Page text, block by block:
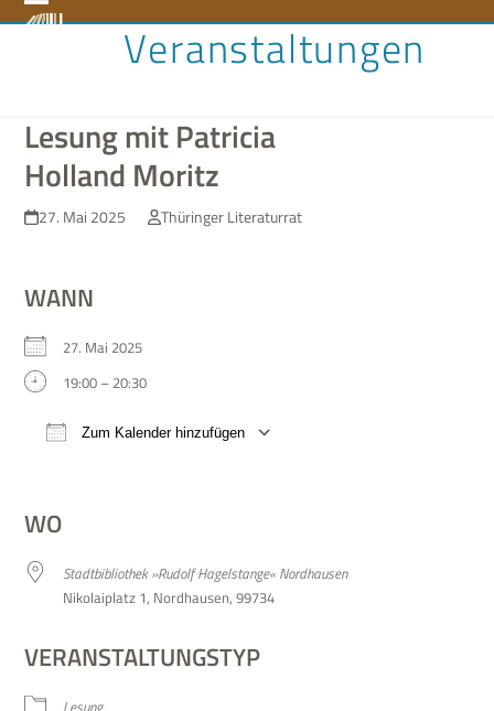
to Open
Close
Veranstaltungen
Lesung mit Patricia
Holland Moritz
27. Mai 2025 Thüringer Literaturrat
WANN
27. Mai 2025
19:00 – 20:30
Zum Kalender hinzufügen
WO
Stadt­bi­blio­thek »Rudolf Hagel­stange« Nordhausen
Niko­lai­platz 1, Nord­hau­sen, 99734
VERANSTALTUNGSTYP
Lesung